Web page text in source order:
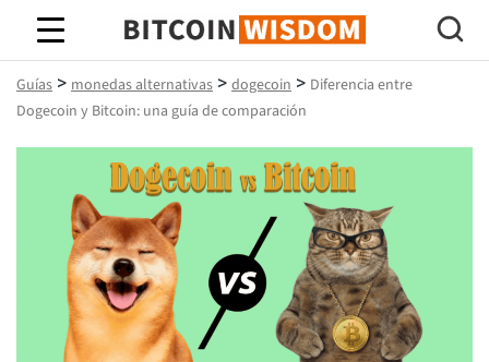
Sabiduría de Bitcoin
Guías > monedas alternativas > dogecoin > Diferencia entre
Dogecoin y Bitcoin: una guía de comparación